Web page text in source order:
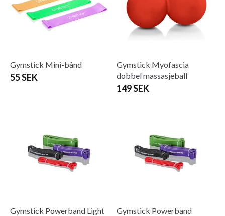
Gymstick Mini-bånd
55 SEK
Gymstick Myofascia
dobbel massasjeball
149 SEK
Gymstick Powerband Light
Gymstick Powerband